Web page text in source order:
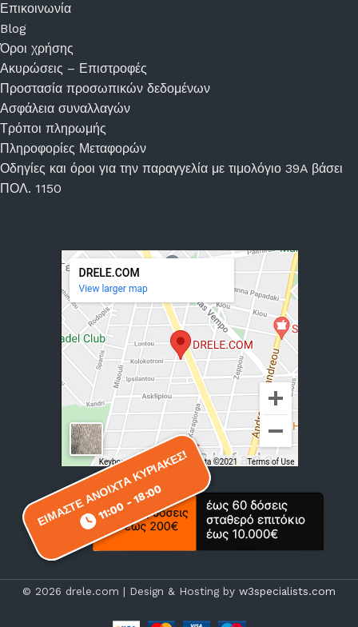
ΕΙΜΑΣΤΕ ΑΝΟΙΧΤΑ ΚΥΡΙΑΚΕΣ!
11:00 - 18:00
ΕΙΜΑΣΤΕ ΑΝΟΙΧΤΑ ΚΥΡΙΑΚΕΣ!
11:00 - 18:00
Επικοινωνία
Blog
Όροι χρήσης
Ακυρώσεις – Επιστροφές
Προστασία προσωπικών δεδομένων
Ασφάλεια συναλλαγών
Τρόποι πληρωμής
Πληροφορίες Μεταφορών
Οδηγίες και όροι για την παραγγελία με τιμολόγιο 39A βάσει
ΠΟΛ. 1150
© 2026 drele.com | Design & Hosting by w3specialists.com